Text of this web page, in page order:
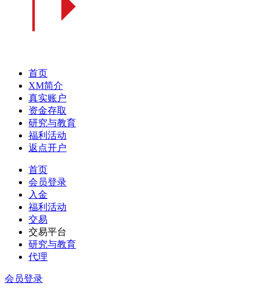
首页
XM简介
真实账户
资金存取
研究与教育
福利活动
返点开户
首页
会员登录
入金
福利活动
交易
交易平台
研究与教育
代理
会员登录